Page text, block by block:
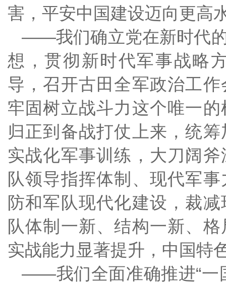
害，平安中国建设迈向更高
——我们确立党在新时代
想，贯彻新时代军事战略
导，召开古田全军政治工
牢固树立战斗力这个唯一
归正到备战打仗上来，统
实战化军事训练，大刀阔
队领导指挥体制、现代军
防和军队现代化建设，裁
队体制一新、结构一新、
实战能力显著提升，中国特
——我们全面准确推进“一